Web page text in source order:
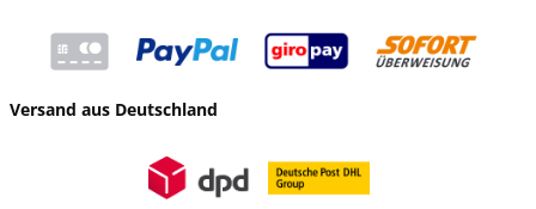
Versand aus Deutschland